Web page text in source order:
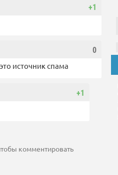
+1
0
источник спама
+1
комментировать